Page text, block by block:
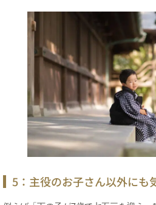
5：主役のお子さん以外にも